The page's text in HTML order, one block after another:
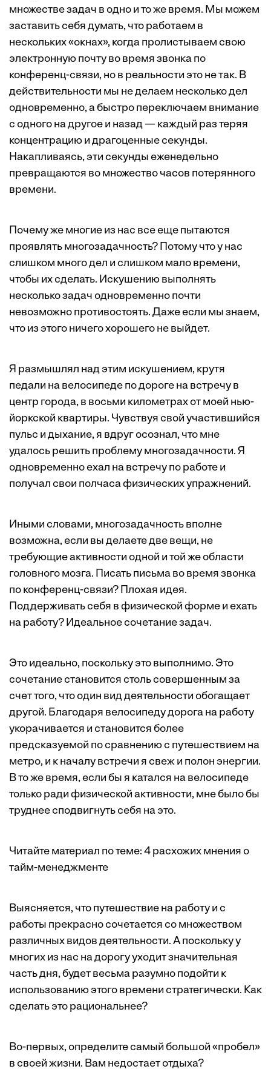
множестве задач в одно и то же время. Мы можем
заставить себя думать, что работаем в
нескольких «окнах», когда пролистываем свою
электронную почту во время звонка по
конференц-связи, но в реальности это не так. В
действительности мы не делаем несколько дел
одновременно, а быстро переключаем внимание
с одного на другое и назад — каждый раз теряя
концентрацию и драгоценные секунды.
Накапливаясь, эти секунды еженедельно
превращаются во множество часов потерянного
времени.
Почему же многие из нас все еще пытаются
проявлять многозадачность? Потому что у нас
слишком много дел и слишком мало времени,
чтобы их сделать. Искушению выполнять
несколько задач одновременно почти
невозможно противостоять. Даже если мы знаем,
что из этого ничего хорошего не выйдет.
Я размышлял над этим искушением, крутя
педали на велосипеде по дороге на встречу в
центр города, в восьми километрах от моей нью-
йоркской квартиры. Чувствуя свой участившийся
пульс и дыхание, я вдруг осознал, что мне
удалось решить проблему многозадачности. Я
одновременно ехал на встречу по работе и
получал свои полчаса физических упражнений.
Иными словами, многозадачность вполне
возможна, если вы делаете две вещи, не
требующие активности одной и той же области
головного мозга. Писать письма во время звонка
по конференц-связи? Плохая идея.
Поддерживать себя в физической форме и ехать
на работу? Идеальное сочетание задач.
Это идеально, поскольку это выполнимо. Это
сочетание становится столь совершенным за
счет того, что один вид деятельности обогащает
другой. Благодаря велосипеду дорога на работу
укорачивается и становится более
предсказуемой по сравнению с путешествием на
метро, и к началу встречи я свеж и полон энергии.
В то же время, если бы я катался на велосипеде
только ради физической активности, мне было бы
труднее сподвигнуть себя на это.
Читайте материал по теме: 4 расхожих мнения о
тайм-менеджменте
Выясняется, что путешествие на работу и с
работы прекрасно сочетается со множеством
различных видов деятельности. А поскольку у
многих из нас на дорогу уходит значительная
часть дня, будет весьма разумно подойти к
использованию этого времени стратегически. Как
сделать это рациональнее?
Во-первых, определите самый большой «пробел»
в своей жизни. Вам недостает отдыха?